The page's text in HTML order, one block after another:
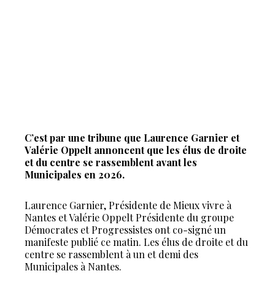
C’est par une tribune que Laurence Garnier et
Valérie Oppelt annoncent que les élus de droite
et du centre se rassemblent avant les
Municipales en 2026.
Laurence Garnier, Présidente de Mieux vivre à
Nantes et Valérie Oppelt Présidente du groupe
Démocrates et Progressistes ont co-signé un
manifeste publié ce matin. Les élus de droite et du
centre se rassemblent à un et demi des
Municipales à Nantes.